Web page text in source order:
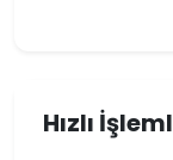
Hızlı